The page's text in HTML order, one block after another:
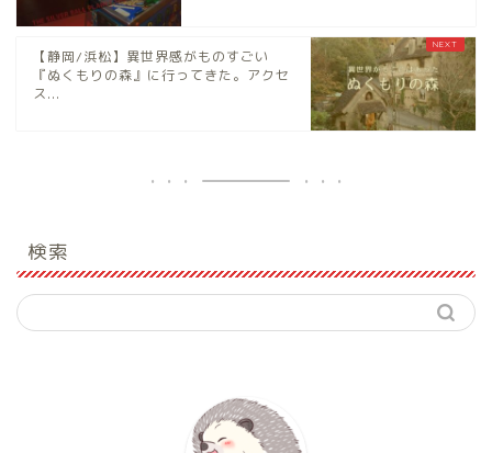
【静岡/浜松】異世界感がものすごい
『ぬくもりの森』に行ってきた。アクセ
ス...
検索